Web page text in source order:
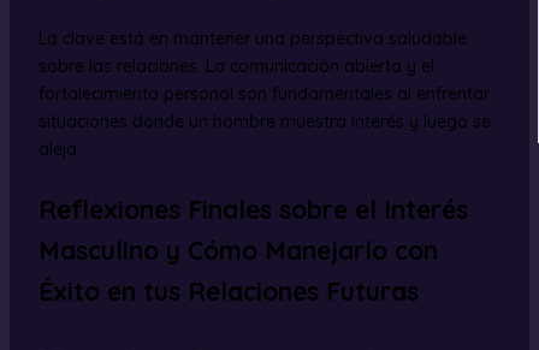
La clave está en mantener una perspectiva saludable
sobre las relaciones. La comunicación abierta y el
fortalecimiento personal son fundamentales al enfrentar
situaciones donde un hombre muestra interés y luego se
aleja.
Reflexiones Finales sobre el Interés
Masculino y Cómo Manejarlo con
Éxito en tus Relaciones Futuras